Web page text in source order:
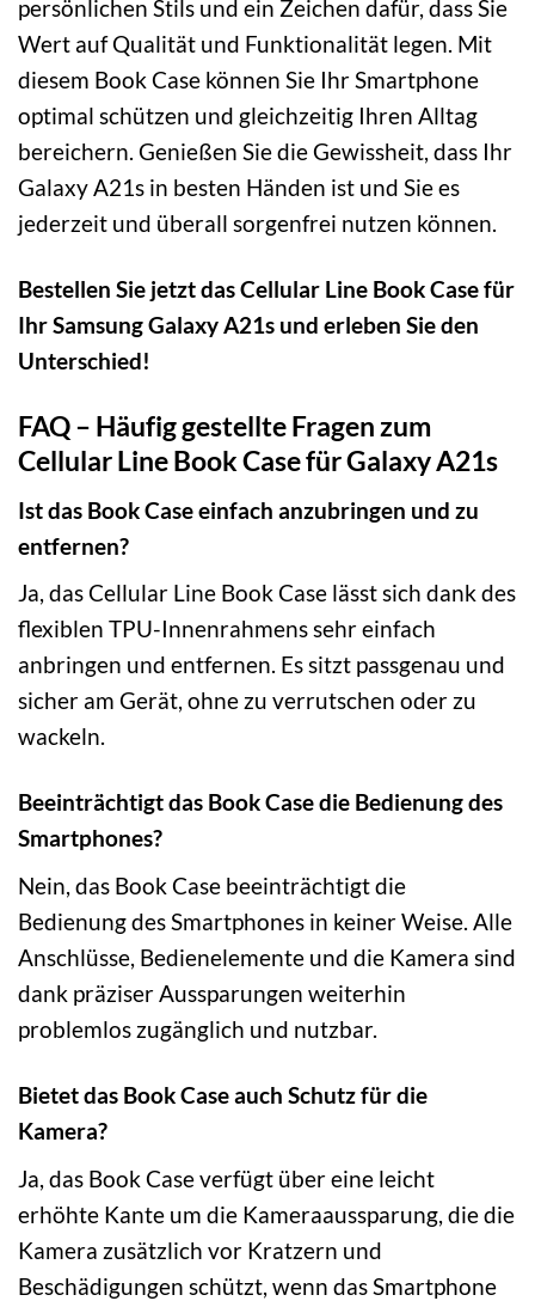
persönlichen Stils und ein Zeichen dafür, dass Sie
Wert auf Qualität und Funktionalität legen. Mit
diesem Book Case können Sie Ihr Smartphone
optimal schützen und gleichzeitig Ihren Alltag
bereichern. Genießen Sie die Gewissheit, dass Ihr
Galaxy A21s in besten Händen ist und Sie es
jederzeit und überall sorgenfrei nutzen können.
Bestellen Sie jetzt das Cellular Line Book Case für
Ihr Samsung Galaxy A21s und erleben Sie den
Unterschied!
FAQ – Häufig gestellte Fragen zum
Cellular Line Book Case für Galaxy A21s
Ist das Book Case einfach anzubringen und zu
entfernen?
Ja, das Cellular Line Book Case lässt sich dank des
flexiblen TPU-Innenrahmens sehr einfach
anbringen und entfernen. Es sitzt passgenau und
sicher am Gerät, ohne zu verrutschen oder zu
wackeln.
Beeinträchtigt das Book Case die Bedienung des
Smartphones?
Nein, das Book Case beeinträchtigt die
Bedienung des Smartphones in keiner Weise. Alle
Anschlüsse, Bedienelemente und die Kamera sind
dank präziser Aussparungen weiterhin
problemlos zugänglich und nutzbar.
Bietet das Book Case auch Schutz für die
Kamera?
Ja, das Book Case verfügt über eine leicht
erhöhte Kante um die Kameraaussparung, die die
Kamera zusätzlich vor Kratzern und
Beschädigungen schützt, wenn das Smartphone